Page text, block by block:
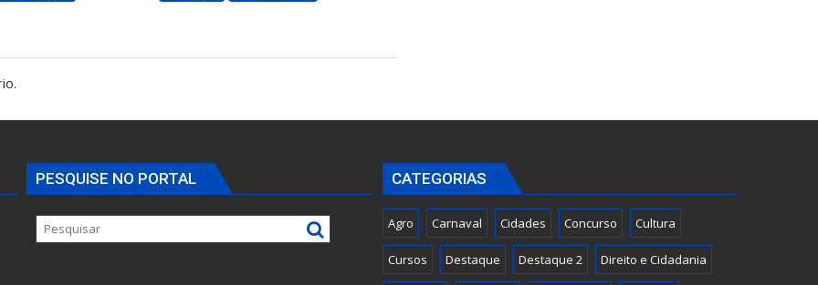
PESQUISE NO PORTAL CATEGORIAS
Agro Carnaval Cidades Concurso Cultura
Cursos Destaque Destaque 2 Direito e Cidadania